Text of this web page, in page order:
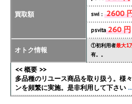
買取額 swi： 2600
psvita260 円
オトク情報
①初利用者最大1
有。。
<< 概要 >>
多品種のリユース商品を取り扱う。様
ンを頻繁に実施。是非利用して下さい